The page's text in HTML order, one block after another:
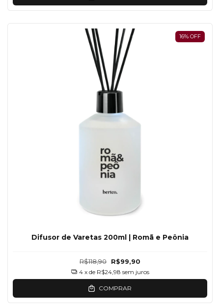
16% OFF
Difusor de Varetas 200ml | Romã e Peônia
R$118,90 R$99,90
4 x de R$24,98 sem juros
COMPRAR